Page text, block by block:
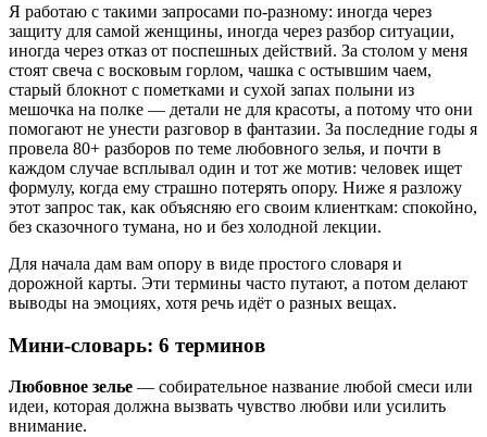
Я работаю с такими запросами по-разному: иногда через
защиту для самой женщины, иногда через разбор ситуации,
иногда через отказ от поспешных действий. За столом у меня
стоят свеча с восковым горлом, чашка с остывшим чаем,
старый блокнот с пометками и сухой запах полыни из
мешочка на полке — детали не для красоты, а потому что они
помогают не унести разговор в фантазии. За последние годы я
провела 80+ разборов по теме любовного зелья, и почти в
каждом случае всплывал один и тот же мотив: человек ищет
формулу, когда ему страшно потерять опору. Ниже я разложу
этот запрос так, как объясняю его своим клиенткам: спокойно,
без сказочного тумана, но и без холодной лекции.
Для начала дам вам опору в виде простого словаря и
дорожной карты. Эти термины часто путают, а потом делают
выводы на эмоциях, хотя речь идёт о разных вещах.
Мини-словарь: 6 терминов
Любовное зелье — собирательное название любой смеси или
идеи, которая должна вызвать чувство любви или усилить
внимание.